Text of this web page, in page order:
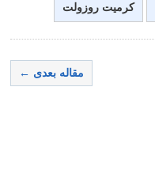
کرمیت روزولت
مقاله بعدی ←